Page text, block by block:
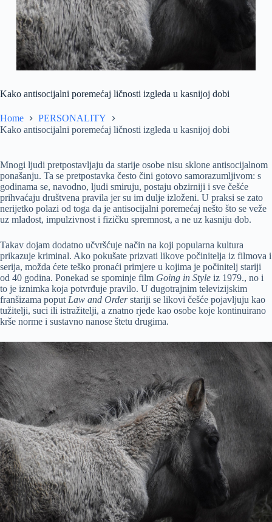
Kako antisocijalni poremećaj ličnosti izgleda u kasnijoj dobi
Home
PERSONALITY
Kako antisocijalni poremećaj ličnosti izgleda u kasnijoj dobi
Mnogi ljudi pretpostavljaju da starije osobe nisu sklone antisocijalnom
ponašanju. Ta se pretpostavka često čini gotovo samorazumljivom: s
godinama se, navodno, ljudi smiruju, postaju obzirniji i sve češće
prihvaćaju društvena pravila jer su im dulje izloženi. U praksi se zato
nerijetko polazi od toga da je antisocijalni poremećaj nešto što se veže
uz mladost, impulzivnost i fizičku spremnost, a ne uz kasniju dob.
Takav dojam dodatno učvršćuje način na koji popularna kultura
prikazuje kriminal. Ako pokušate prizvati likove počinitelja iz filmova i
serija, možda ćete teško pronaći primjere u kojima je počinitelj stariji
od 40 godina. Ponekad se spominje film Going in Style iz 1979., no i
to je iznimka koja potvrđuje pravilo. U dugotrajnim televizijskim
franšizama poput Law and Orderstariji se likovi češće pojavljuju kao
tužitelji, suci ili istražitelji, a znatno rjeđe kao osobe koje kontinuirano
krše norme i sustavno nanose štetu drugima.